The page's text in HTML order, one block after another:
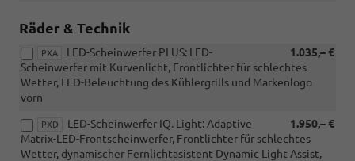
Räder & Technik
PXA 1.035,– €
LED-Scheinwerfer PLUS: LED-
Scheinwerfer mit Kurvenlicht, Frontlichter für schlechtes
Wetter, LED-Beleuchtung des Kühlergrills und Markenlogo
vorn
PXD 1.950,– €
LED-Scheinwerfer IQ. Light: Adaptive
Matrix-LED-Frontscheinwerfer, Frontlichter für schlechtes
Wetter, dynamischer Fernlichtasistent Dynamic Light Assist,